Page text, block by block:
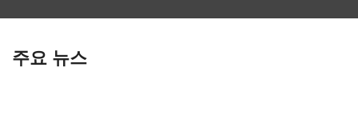
주요 뉴스